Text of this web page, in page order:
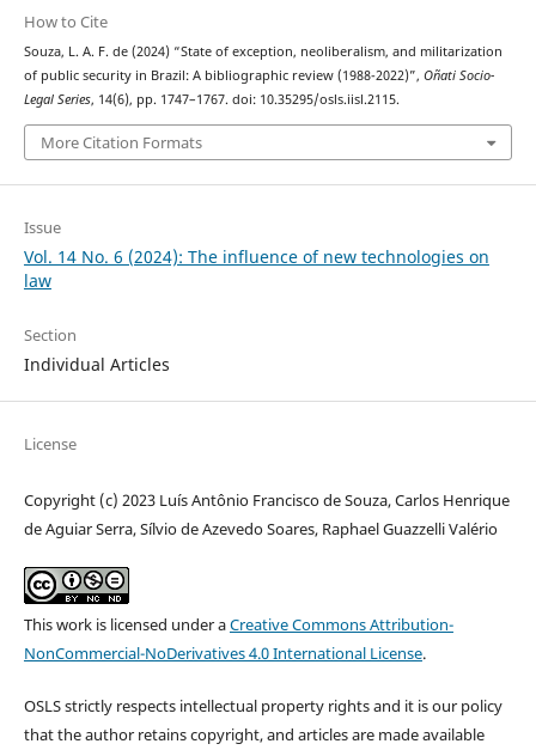
How to Cite
Souza, L. A. F. de (2024) “State of exception, neoliberalism, and militarization
of public security in Brazil: A bibliographic review (1988-2022)”, Oñati Socio-
Legal Series, 14(6), pp. 1747–1767. doi: 10.35295/osls.iisl.2115.
More Citation Formats
Issue
Vol. 14 No. 6 (2024): The influence of new technologies on
law
Section
Individual Articles
License
Copyright (c) 2023 Luís Antônio Francisco de Souza, Carlos Henrique
de Aguiar Serra, Sílvio de Azevedo Soares, Raphael Guazzelli Valério
This work is licensed under aCreative Commons Attribution-
NonCommercial-NoDerivatives 4.0 International License.
OSLS strictly respects intellectual property rights and it is our policy
that the author retains copyright, and articles are made available